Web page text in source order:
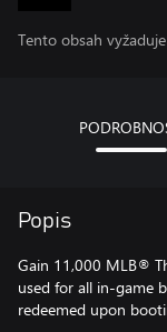
Tento obsah
Popis
Gain 11,000 MLB®
used for all in-game
redeemed upon